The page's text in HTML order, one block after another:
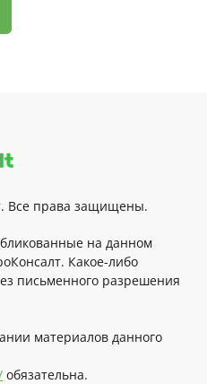
Все права защищены.
на данном
Какое-либо
письменного разрешения
материалов данного
обязательна.